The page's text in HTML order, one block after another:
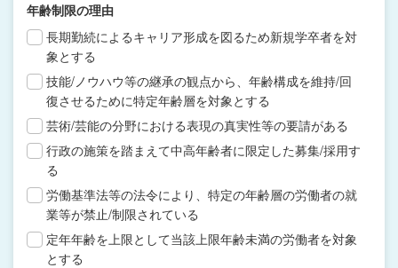
年齢制限の理由
長期勤続によるキャリア形成を図るため新規学卒者を対
象とする
技能/ノウハウ等の継承の観点から、年齢構成を維持/回
復させるために特定年齢層を対象とする
芸術/芸能の分野における表現の真実性等の要請がある
行政の施策を踏まえて中高年齢者に限定した募集/採用す
る
労働基準法等の法令により、特定の年齢層の労働者の就
業等が禁止/制限されている
定年年齢を上限として当該上限年齢未満の労働者を対象
とする